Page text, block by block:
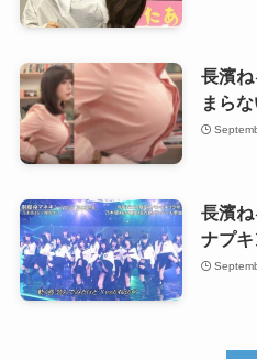
長濱
まら
長濱
ナプ